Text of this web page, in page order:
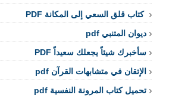
كتاب قلق السعي إلى المكانة PDF
ديوان المتنبي pdf
سأخبرك شيئاً يجعلك سعيداً PDF
الإتقان في متشابهات القرآن pdf
تحميل كتاب المرونة النفسية pdf